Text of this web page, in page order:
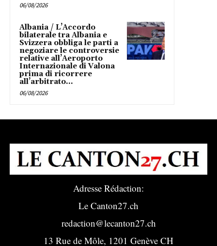
06/08/2026
Albania / L’Accordo
bilaterale tra Albania e
Svizzera obbliga le parti a
negoziare le controversie
relative all’Aeroporto
Internazionale di Valona
prima di ricorrere
all’arbitrato...
06/08/2026
Adresse Rédaction:
Le Canton27.ch
redaction@lecanton27.ch
13 Rue de Môle, 1201 Genève CH